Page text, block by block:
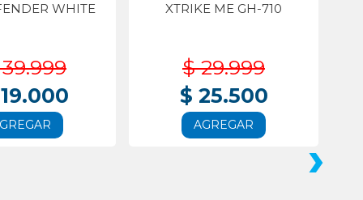
WHITE XTRIKE ME GH-710
$ 29.999
$ 25.500
AGREGAR
›